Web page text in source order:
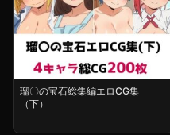
瑠〇の宝石総集編エロCG集
（下）